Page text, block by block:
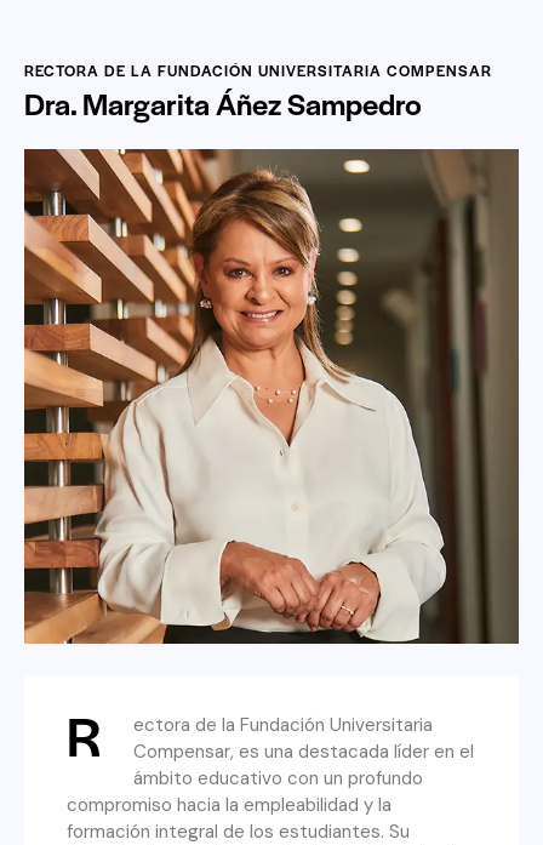
RECTORA DE LA FUNDACIÓN UNIVERSITARIA COMPENSAR
Dra. Margarita Áñez Sampedro
R
ectora de la Fundación Universitaria
Compensar, es una destacada líder en el
ámbito educativo con un profundo
compromiso hacia la empleabilidad y la
formación integral de los estudiantes. Su